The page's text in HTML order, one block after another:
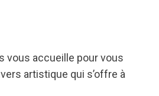
vous accueille pour vous
artistique qui s’offre à